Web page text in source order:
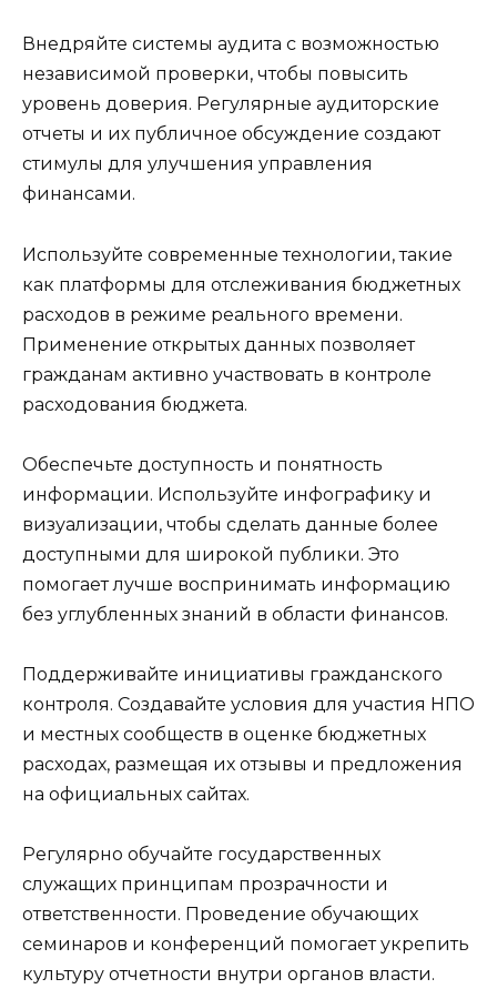
Внедряйте системы аудита с возможностью
независимой проверки, чтобы повысить
уровень доверия. Регулярные аудиторские
отчеты и их публичное обсуждение создают
стимулы для улучшения управления
финансами.
Используйте современные технологии, такие
как платформы для отслеживания бюджетных
расходов в режиме реального времени.
Применение открытых данных позволяет
гражданам активно участвовать в контроле
расходования бюджета.
Обеспечьте доступность и понятность
информации. Используйте инфографику и
визуализации, чтобы сделать данные более
доступными для широкой публики. Это
помогает лучше воспринимать информацию
без углубленных знаний в области финансов.
Поддерживайте инициативы гражданского
контроля. Создавайте условия для участия НПО
и местных сообществ в оценке бюджетных
расходах, размещая их отзывы и предложения
на официальных сайтах.
Регулярно обучайте государственных
служащих принципам прозрачности и
ответственности. Проведение обучающих
семинаров и конференций помогает укрепить
культуру отчетности внутри органов власти.